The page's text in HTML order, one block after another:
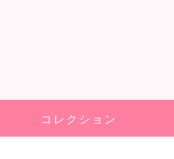
コレクション